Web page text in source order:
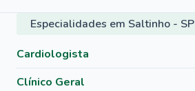
Especialidades em Saltinho - SP
Cardiologista
Clínico Geral